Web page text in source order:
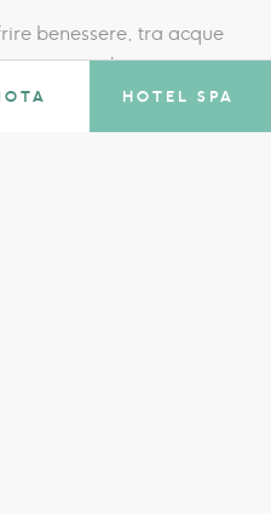
HOTEL SPA
benessere, tra acque
vascolare.